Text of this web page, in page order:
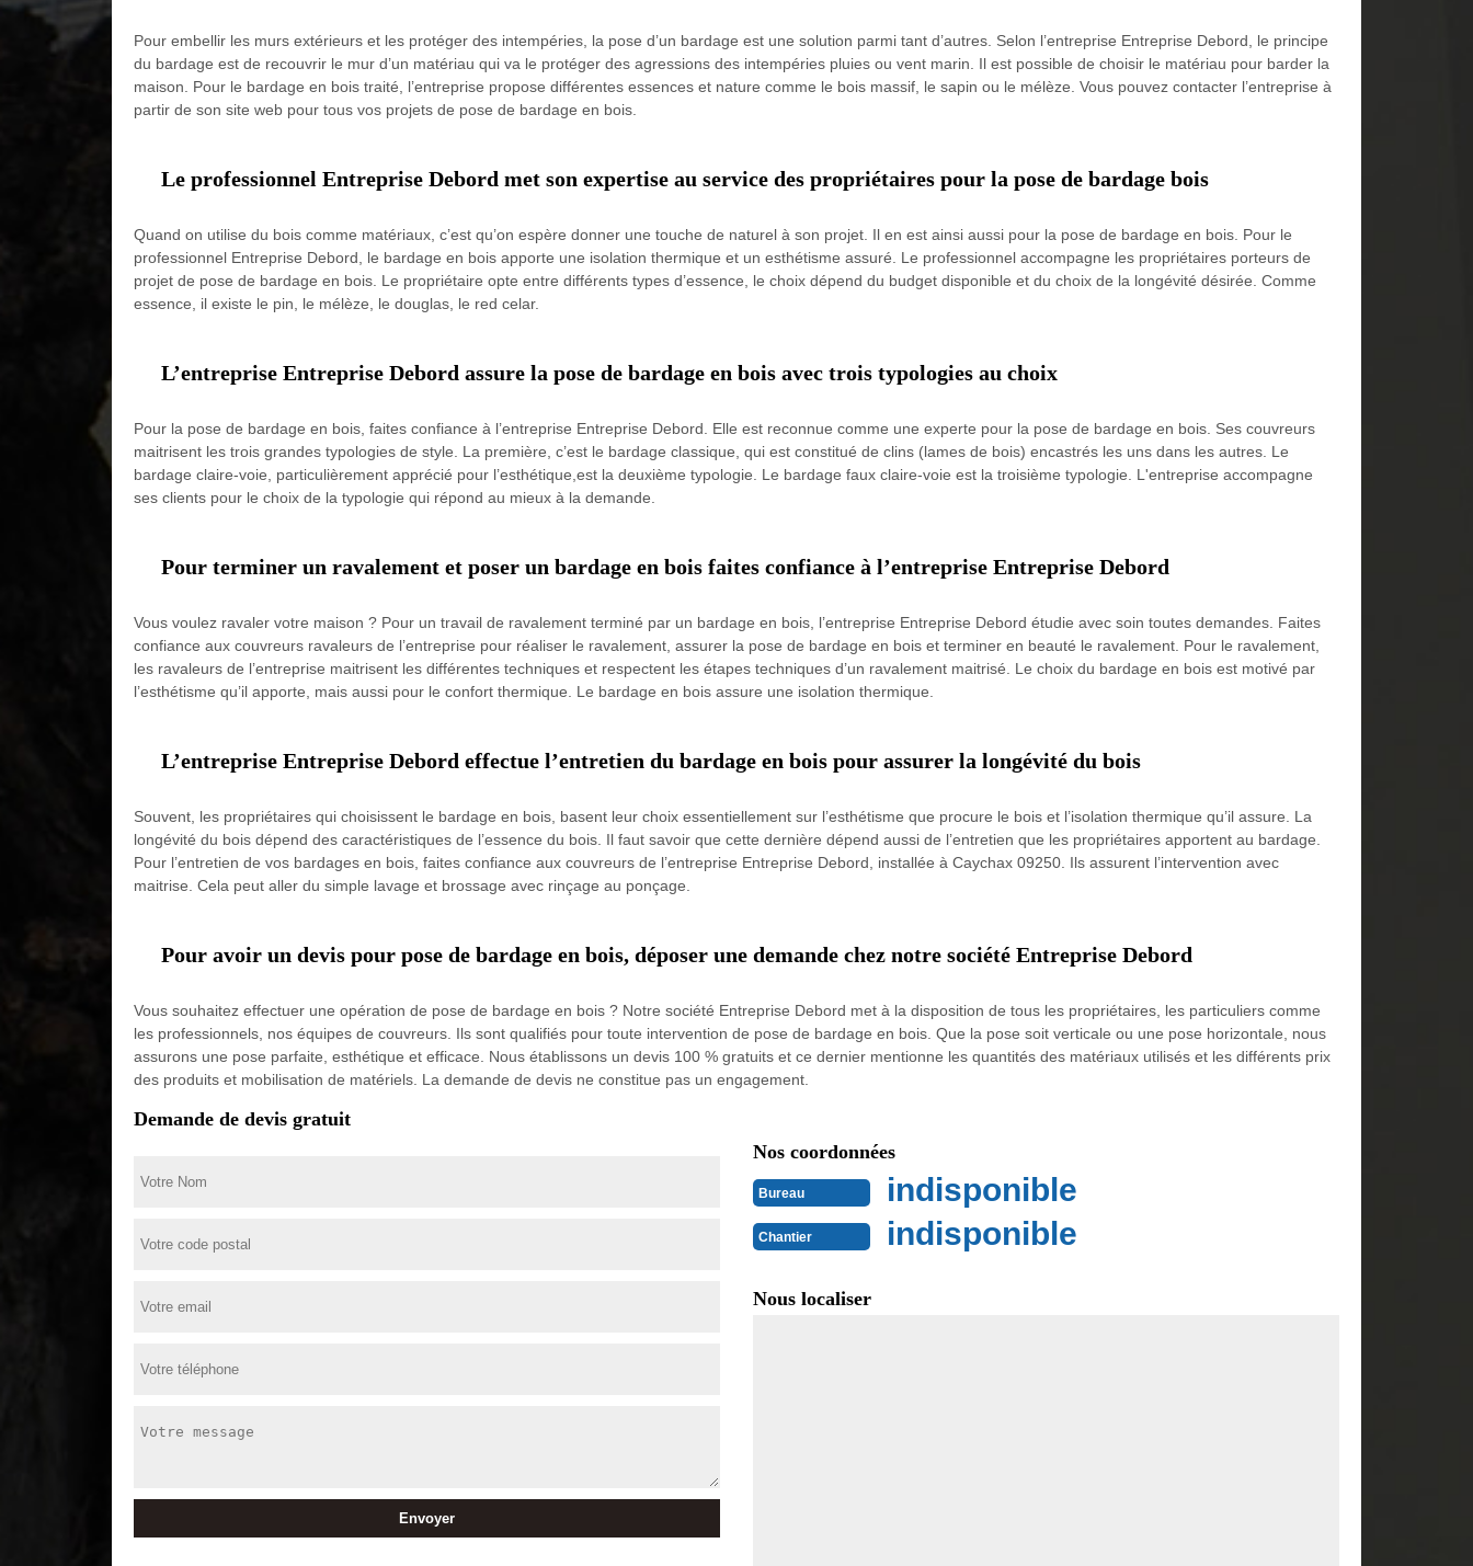
Pour embellir les murs extérieurs et les protéger des intempéries, la pose d’un bardage est une solution parmi tant d’autres. Selon l’entreprise Entreprise Debord, le principe
du bardage est de recouvrir le mur d’un matériau qui va le protéger des agressions des intempéries pluies ou vent marin. Il est possible de choisir le matériau pour barder la
maison. Pour le bardage en bois traité, l’entreprise propose différentes essences et nature comme le bois massif, le sapin ou le mélèze. Vous pouvez contacter l’entreprise à
partir de son site web pour tous vos projets de pose de bardage en bois.
Le professionnel Entreprise Debord met son expertise au service des propriétaires pour la pose de bardage bois
Quand on utilise du bois comme matériaux, c’est qu’on espère donner une touche de naturel à son projet. Il en est ainsi aussi pour la pose de bardage en bois. Pour le
professionnel Entreprise Debord, le bardage en bois apporte une isolation thermique et un esthétisme assuré. Le professionnel accompagne les propriétaires porteurs de
projet de pose de bardage en bois. Le propriétaire opte entre différents types d’essence, le choix dépend du budget disponible et du choix de la longévité désirée. Comme
essence, il existe le pin, le mélèze, le douglas, le red celar.
L’entreprise Entreprise Debord assure la pose de bardage en bois avec trois typologies au choix
Pour la pose de bardage en bois, faites confiance à l’entreprise Entreprise Debord. Elle est reconnue comme une experte pour la pose de bardage en bois. Ses couvreurs
maitrisent les trois grandes typologies de style. La première, c’est le bardage classique, qui est constitué de clins (lames de bois) encastrés les uns dans les autres. Le
bardage claire-voie, particulièrement apprécié pour l’esthétique,est la deuxième typologie. Le bardage faux claire-voie est la troisième typologie. L'entreprise accompagne
ses clients pour le choix de la typologie qui répond au mieux à la demande.
Pour terminer un ravalement et poser un bardage en bois faites confiance à l’entreprise Entreprise Debord
Vous voulez ravaler votre maison ? Pour un travail de ravalement terminé par un bardage en bois, l’entreprise Entreprise Debord étudie avec soin toutes demandes. Faites
confiance aux couvreurs ravaleurs de l’entreprise pour réaliser le ravalement, assurer la pose de bardage en bois et terminer en beauté le ravalement. Pour le ravalement,
les ravaleurs de l’entreprise maitrisent les différentes techniques et respectent les étapes techniques d’un ravalement maitrisé. Le choix du bardage en bois est motivé par
l’esthétisme qu’il apporte, mais aussi pour le confort thermique. Le bardage en bois assure une isolation thermique.
L’entreprise Entreprise Debord effectue l’entretien du bardage en bois pour assurer la longévité du bois
Souvent, les propriétaires qui choisissent le bardage en bois, basent leur choix essentiellement sur l’esthétisme que procure le bois et l’isolation thermique qu’il assure. La
longévité du bois dépend des caractéristiques de l’essence du bois. Il faut savoir que cette dernière dépend aussi de l’entretien que les propriétaires apportent au bardage.
Pour l’entretien de vos bardages en bois, faites confiance aux couvreurs de l’entreprise Entreprise Debord, installée à Caychax 09250. Ils assurent l’intervention avec
maitrise. Cela peut aller du simple lavage et brossage avec rinçage au ponçage.
Pour avoir un devis pour pose de bardage en bois, déposer une demande chez notre société Entreprise Debord
Vous souhaitez effectuer une opération de pose de bardage en bois ? Notre société Entreprise Debord met à la disposition de tous les propriétaires, les particuliers comme
les professionnels, nos équipes de couvreurs. Ils sont qualifiés pour toute intervention de pose de bardage en bois. Que la pose soit verticale ou une pose horizontale, nous
assurons une pose parfaite, esthétique et efficace. Nous établissons un devis 100 % gratuits et ce dernier mentionne les quantités des matériaux utilisés et les différents prix
des produits et mobilisation de matériels. La demande de devis ne constitue pas un engagement.
Demande de devis gratuit
Nos coordonnées
Bureau indisponible
Chantier indisponible
Nous localiser